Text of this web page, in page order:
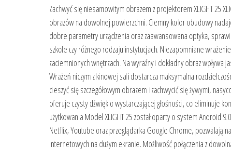
Zachwyć się niesamowitym obrazem z projektorem XLIGHT 25
obrazów na dowolnej powierzchni. Ciemny kolor obudowy
dobre parametry urządzenia oraz zaawansowana optyka,
szkole czy różnego rodzaju instytucjach. Niezapomniane
zaciemnionych wnętrzach. Na wyraźny i dokładny obraz
Wrażeń niczym z kinowej sali dostarcza maksymalna
cieszyć się szczegółowym obrazem i zachwycić się żywymi,
oferuje czysty dźwięk o wystarczającej głośności, co eliminuje
użytkowania Model XLIGHT 25 został oparty o system Android
Netflix, Youtube oraz przeglądarka Google Chrome, pozwalają
internetowych na dużym ekranie. Możliwość połączenia z